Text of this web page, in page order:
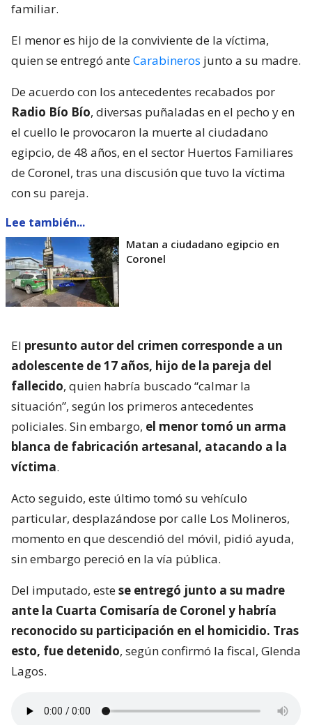
familiar.
El menor es hijo de la conviviente de la víctima,
quien se entregó anteCarabineros junto a su madre.
De acuerdo con los antecedentes recabados por
Radio Bío Bío, diversas puñaladas en el pecho y en
el cuello le provocaron la muerte al ciudadano
egipcio, de 48 años, en el sector Huertos Familiares
de Coronel, tras una discusión que tuvo la víctima
con su pareja.
Lee también...
Matan a ciudadano egipcio en
Coronel
El presunto autor del crimen corresponde a un
adolescente de 17 años, hijo de la pareja del
fallecido, quien habría buscado “calmar la
situación”, según los primeros antecedentes
policiales. Sin embargo, el menor tomó un arma
blanca de fabricación artesanal, atacando a la
víctima.
Acto seguido, este último tomó su vehículo
particular, desplazándose por calle Los Molineros,
momento en que descendió del móvil, pidió ayuda,
sin embargo pereció en la vía pública.
Del imputado, estese entregó junto a su madre
ante la Cuarta Comisaría de Coronel y habría
reconocido su participación en el homicidio. Tras
esto, fue detenido, según confirmó la fiscal, Glenda
Lagos.